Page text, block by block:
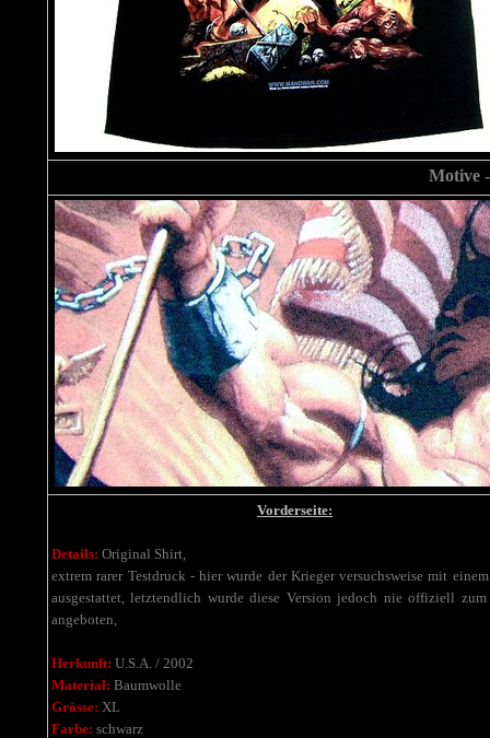
Motive
Vorderseite:
Details: Original Shirt,
extrem rarer Testdruck - hier wurde der Krieger versuchsweise mit
ausgestattet, letztendlich wurde diese Version jedoch nie offiziell zum
angeboten,
Herkunft: U.S.A. / 2002
Material: Baumwolle
Grösse: XL
Farbe: schwarz